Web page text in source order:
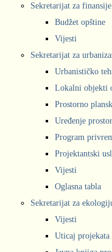
Sekretarijat za finansije
Budžet opštine
Vijesti
Sekretarijat za
Urbanističko
Lokalni objekti
Prostorno
Uređenje
Program
Projektantski
Vijesti
Oglasna tabla
Sekretarijat za
Vijesti
Uticaj projekata